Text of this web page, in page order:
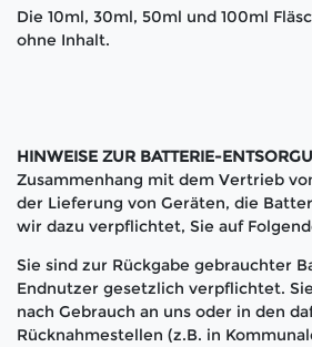
Die 10ml, 30ml, 50ml und 100ml
ohne Inhalt.
HINWEISE ZUR BATTERIE-
Zusammenhang mit dem Vertrieb
der Lieferung von Geräten, die
wir dazu verpflichtet, Sie auf
Sie sind zur Rückgabe gebrauchter
Endnutzer gesetzlich verpflichtet.
nach Gebrauch an uns oder in den
Rücknahmestellen (z.B. in